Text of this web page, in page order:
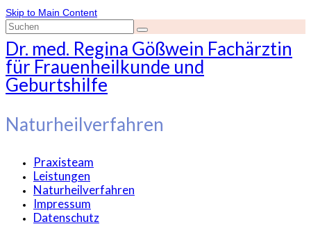
Skip to Main Content
Suche
nach:
Dr. med. Regina Gößwein Fachärztin
für Frauenheilkunde und
Geburtshilfe
Naturheilverfahren
Praxisteam
Leistungen
Naturheilverfahren
Impressum
Datenschutz